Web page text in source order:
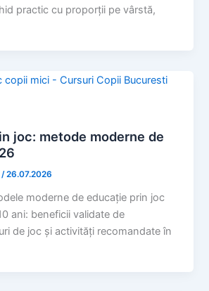
practic cu proporții pe vârstă,
joc: metode moderne de
/26.07.2026
moderne de educație prin joc
ani: beneficii validate de
de joc și activități recomandate în